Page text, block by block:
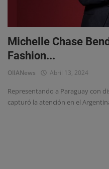
Michelle Chase
Fashion...
OlIANews Abril 13, 2024
Representando a Paraguay con
capturó la atención en el